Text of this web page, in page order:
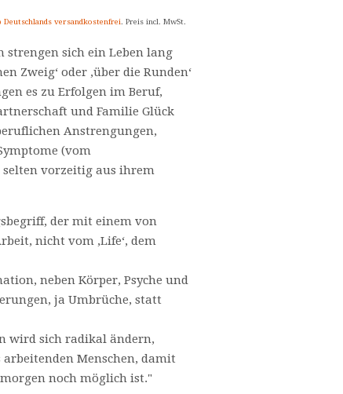
Deutschlands versandkostenfrei. Preis incl. MwSt.
strengen sich ein Leben lang
Zweig‘ oder ‚über die Runden‘
es zu Erfolgen im Beruf,
und Familie Glück
Anstrengungen,
(vom
vorzeitig aus ihrem
der mit einem von
nicht vom ‚Life‘, dem
neben Körper, Psyche und
ja Umbrüche, statt
wird sich radikal ändern,
arbeitenden Menschen, damit
noch möglich ist."